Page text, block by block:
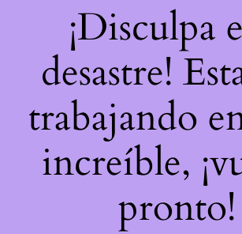
¡Disculpa
desastre!
trabajando
increíble,
pronto!